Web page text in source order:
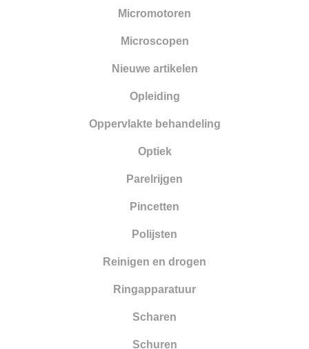
Micromotoren
Microscopen
Nieuwe artikelen
Opleiding
Oppervlakte behandeling
Optiek
Parelrijgen
Pincetten
Polijsten
Reinigen en drogen
Ringapparatuur
Scharen
Schuren